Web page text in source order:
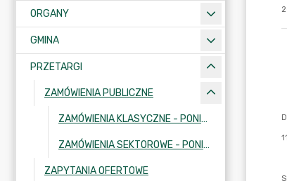
ORGANY
GMINA
PRZETARGI
ZAMÓWIENIA PUBLICZNE
ZAMÓWIENIA KLASYCZNE - PONIŻEJ PROGÓW UNIJNYCH
ZAMÓWIENIA SEKTOROWE - PONIŻEJ PORGÓW UNIJNYCH
ZAPYTANIA OFERTOWE